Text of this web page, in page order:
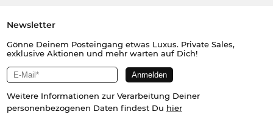
Newsletter
Gönne Deinem Posteingang etwas Luxus. Private Sales,
exklusive Aktionen und mehr warten auf Dich!
Weitere Informationen zur Verarbeitung Deiner
personenbezogenen Daten findest Du hier